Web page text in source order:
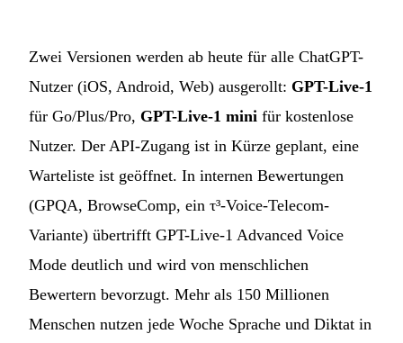
Zwei Versionen werden ab heute für alle ChatGPT-
Nutzer (iOS, Android, Web) ausgerollt: GPT-Live-1
für Go/Plus/Pro, GPT-Live-1 mini für kostenlose
Nutzer. Der API-Zugang ist in Kürze geplant, eine
Warteliste ist geöffnet. In internen Bewertungen
(GPQA, BrowseComp, ein τ³-Voice-Telecom-
Variante) übertrifft GPT-Live-1 Advanced Voice
Mode deutlich und wird von menschlichen
Bewertern bevorzugt. Mehr als 150 Millionen
Menschen nutzen jede Woche Sprache und Diktat in